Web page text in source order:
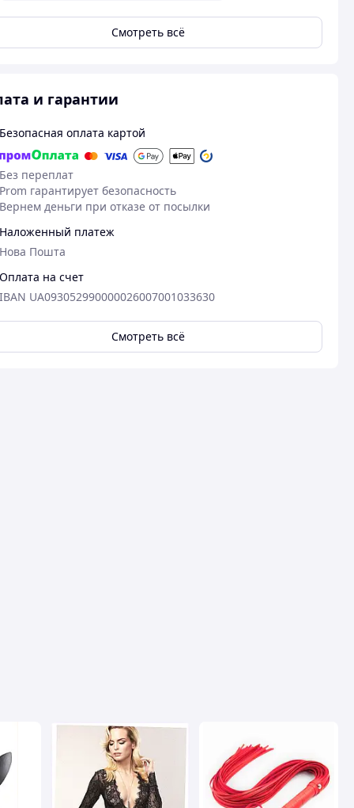
Смотреть всё
и гарантии
Безопасная оплата картой
Без переплат
Prom гарантирует безопасность
Вернем деньги при отказе от посылки
Наложенный платеж
Нова Пошта
Оплата на счет
IBAN UA093052990000026007001033630
Смотреть всё